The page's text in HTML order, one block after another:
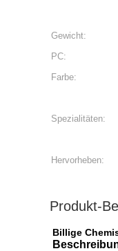
Gewicht:
PC:
Farbe:
Spezialitäten:
Hervorheben:
Produkt-
Billige